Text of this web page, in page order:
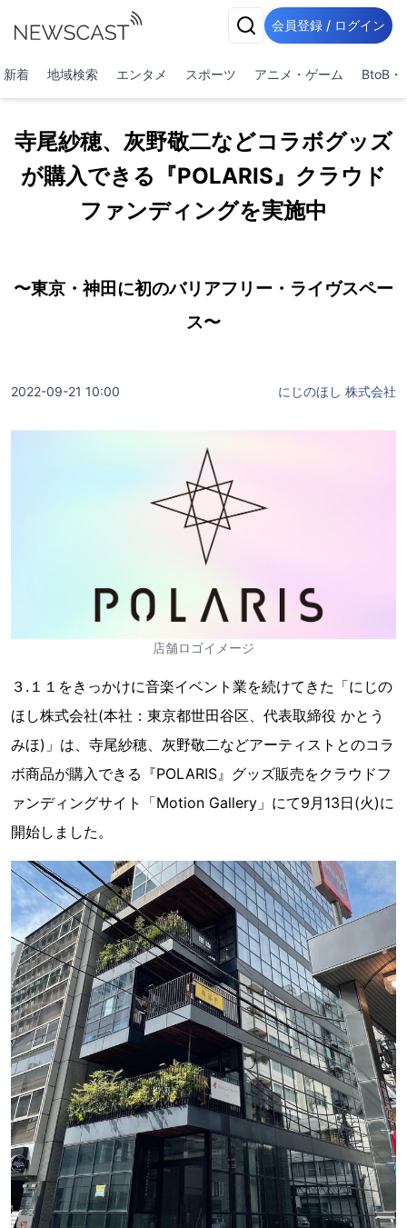
会員登録 / ログイン
新着 地域検索 エンタメ スポーツ アニメ・ゲーム BtoB・
寺尾紗穂、灰野敬二などコラボグッズ
が購入できる『POLARIS』クラウド
ファンディングを実施中
〜東京・神田に初のバリアフリー・ライヴスペー
ス〜
2022-09-21 10:00 にじのほし 株式会社
店舗ロゴイメージ
３.１１をきっかけに音楽イベント業を続けてきた「にじの
ほし株式会社(本社：東京都世田谷区、代表取締役 かとう
みほ)」は、寺尾紗穂、灰野敬二などアーティストとのコラ
ボ商品が購入できる『POLARIS』グッズ販売をクラウドフ
ァンディングサイト「Motion Gallery」にて9月13日(火)に
開始しました。